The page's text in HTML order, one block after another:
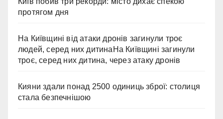
протягом дня
На Київщині від атаки дронів загинули троє
людей, серед них дитинаНа Київщині загинули
троє, серед них дитина, через атаку дронів
Кияни здали понад 2500 одиниць зброї: столиця
стала безпечнішою